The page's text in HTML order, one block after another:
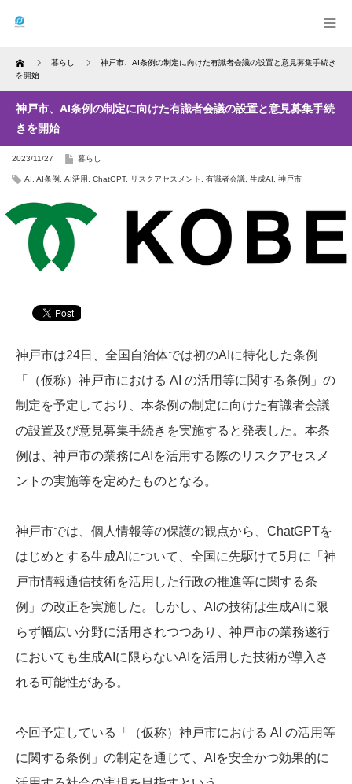
Home 暮らし
神戸市、AI条例の制定に向けた有識者会議の設置と意見募集手続き
を開始
神戸市、AI条例の制定に向けた有識者会議の設置と意見募集手続
きを開始
2023/11/27 暮らし
AI AI条例 AI活用 ChatGPT, リスクアセスメント 有識者会議 生成AI 神戸市
神戸市は24日、全国自治体では初のAIに特化した条例
「（仮称）神戸市における AI の活用等に関する条例」の
制定を予定しており、本条例の制定に向けた有識者会議
の設置及び意見募集手続きを実施すると発表した。本条
例は、神戸市の業務にAIを活用する際のリスクアセスメ
ントの実施等を定めたものとなる。
神戸市では、個人情報等の保護の観点から、ChatGPTを
はじめとする生成AIについて、全国に先駆けて5月に「神
戸市情報通信技術を活用した行政の推進等に関する条
例」の改正を実施した。しかし、AIの技術は生成AIに限
らず幅広い分野に活用されつつあり、神戸市の業務遂行
においても生成AIに限らないAIを活用した技術が導入さ
れる可能性がある。
今回予定している「（仮称）神戸市における AI の活用等
に関する条例」の制定を通じて、AIを安全かつ効果的に